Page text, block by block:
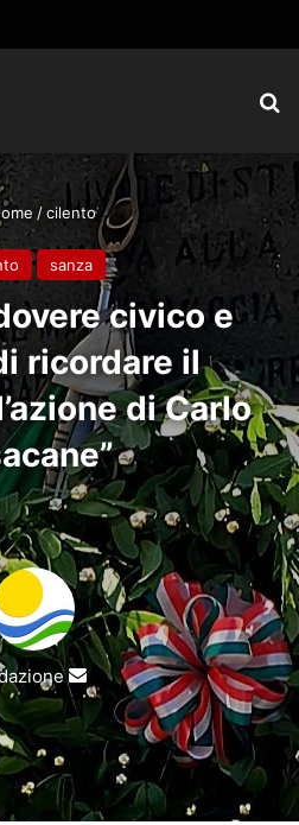
/cilento
sanza
civico e
ricordare il
di Carlo
Invia
un'email